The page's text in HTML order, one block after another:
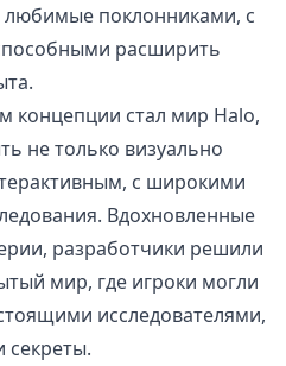
любимые поклонниками, с
расширить
концепции стал мир Halo,
не только визуально
с широкими
Вдохновленные
разработчики решили
мир, где игроки могли
исследователями,
секреты.